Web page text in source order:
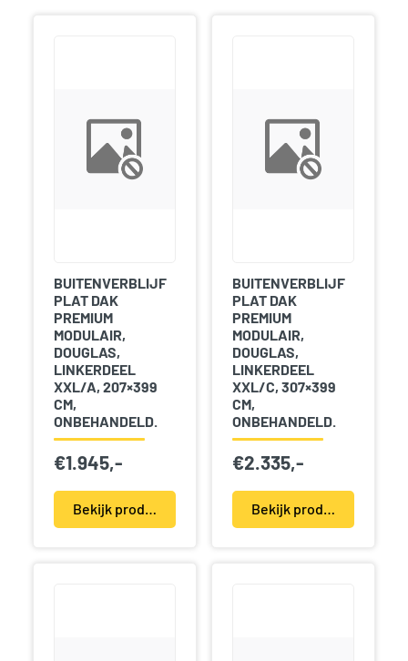
BUITENVERBLIJF
PLAT DAK
PREMIUM
MODULAIR,
DOUGLAS,
LINKERDEEL
XXL/A, 207×399
CM,
ONBEHANDELD.
€1.945,-
Bekijk product(en)
BUITENVERBLIJF
PLAT DAK
PREMIUM
MODULAIR,
DOUGLAS,
LINKERDEEL
XXL/C, 307×399
CM,
ONBEHANDELD.
€2.335,-
Bekijk product(en)